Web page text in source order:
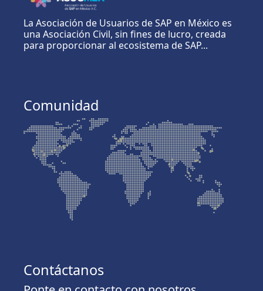
La Asociación de Usuarios de SAP en México es
una Asociación Civil, sin fines de lucro, creada
para proporcionar al ecosistema de SAP...
Comunidad
Contáctanos